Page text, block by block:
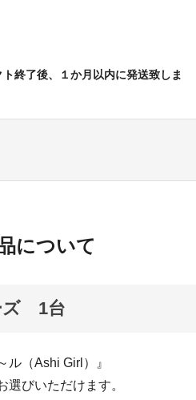
終了後、１か月以内に発送致しま
について
ズ 1台
（Ashi Girl）』
びいただけます。